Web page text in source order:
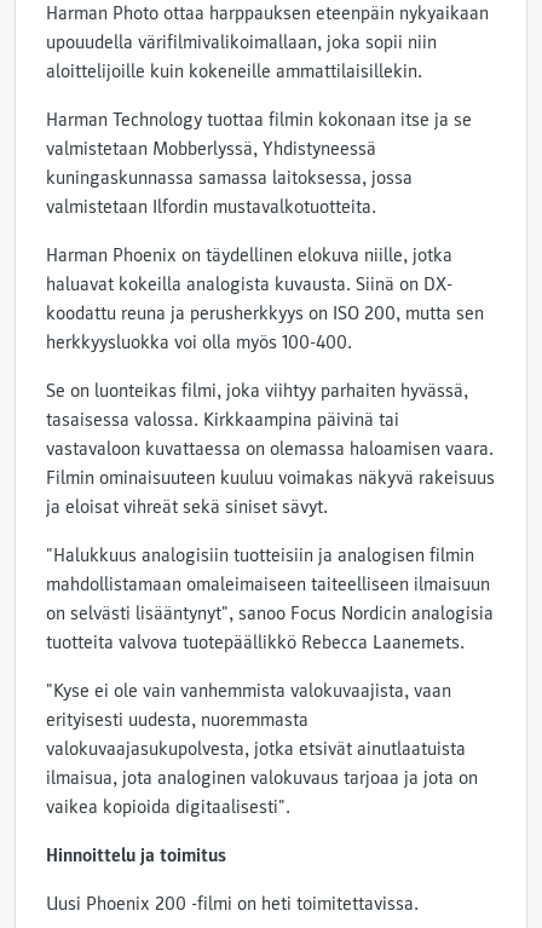
Harman Photo ottaa harppauksen eteenpäin nykyaikaan
upouudella värifilmivalikoimallaan, joka sopii niin
aloittelijoille kuin kokeneille ammattilaisillekin.
Harman Technology tuottaa filmin kokonaan itse ja se
valmistetaan Mobberlyssä, Yhdistyneessä
kuningaskunnassa samassa laitoksessa, jossa
valmistetaan Ilfordin mustavalkotuotteita.
Harman Phoenix on täydellinen elokuva niille, jotka
haluavat kokeilla analogista kuvausta. Siinä on DX-
koodattu reuna ja perusherkkyys on ISO 200, mutta sen
herkkyysluokka voi olla myös 100-400.
Se on luonteikas filmi, joka viihtyy parhaiten hyvässä,
tasaisessa valossa. Kirkkaampina päivinä tai
vastavaloon kuvattaessa on olemassa haloamisen vaara.
Filmin ominaisuuteen kuuluu voimakas näkyvä rakeisuus
ja eloisat vihreät sekä siniset sävyt.
"Halukkuus analogisiin tuotteisiin ja analogisen filmin
mahdollistamaan omaleimaiseen taiteelliseen ilmaisuun
on selvästi lisääntynyt", sanoo Focus Nordicin analogisia
tuotteita valvova tuotepäällikkö Rebecca Laanemets.
"Kyse ei ole vain vanhemmista valokuvaajista, vaan
erityisesti uudesta, nuoremmasta
valokuvaajasukupolvesta, jotka etsivät ainutlaatuista
ilmaisua, jota analoginen valokuvaus tarjoaa ja jota on
vaikea kopioida digitaalisesti".
Hinnoittelu ja toimitus
Uusi Phoenix 200 -filmi on heti toimitettavissa.